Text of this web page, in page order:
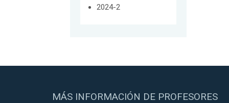
2024-2
MÁS INFORMACIÓN DE PROFESORES